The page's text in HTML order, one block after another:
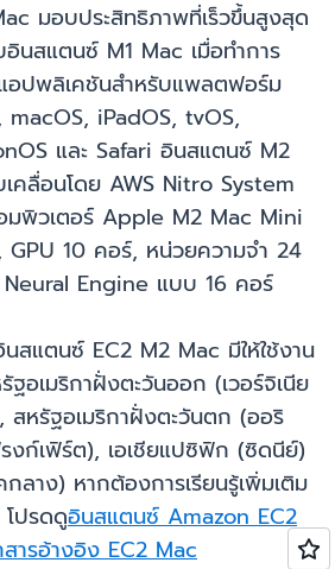
มอบประสิทธิภาพที่เร็วขึ้นสูงสุด
นสแตนซ์ M1 Mac เมื่อทำการ
อปพลิเคชันสำหรับแพลตฟอร์ม
iPadOS, tvOS,
และ Safari อินสแตนซ์ M2
คลื่อนโดย AWS Nitro System
มพิวเตอร์ Apple M2 Mac Mini
10 คอร์, หน่วยความจำ 24
Engine แบบ 16 คอร์
สแตนซ์ EC2 M2 Mac มีให้ใช้งาน
ฐอเมริกาฝั่งตะวันออก (เวอร์จิเนีย
สหรัฐอเมริกาฝั่งตะวันตก (ออริ
งก์เฟิร์ต), เอเชียแปซิฟิก (ซิดนีย์)
ลาง) หากต้องการเรียนรู้เพิ่มเติม
โปรดดูอินสแตนซ์ Amazon EC2
สารอ้างอิง EC2 Mac